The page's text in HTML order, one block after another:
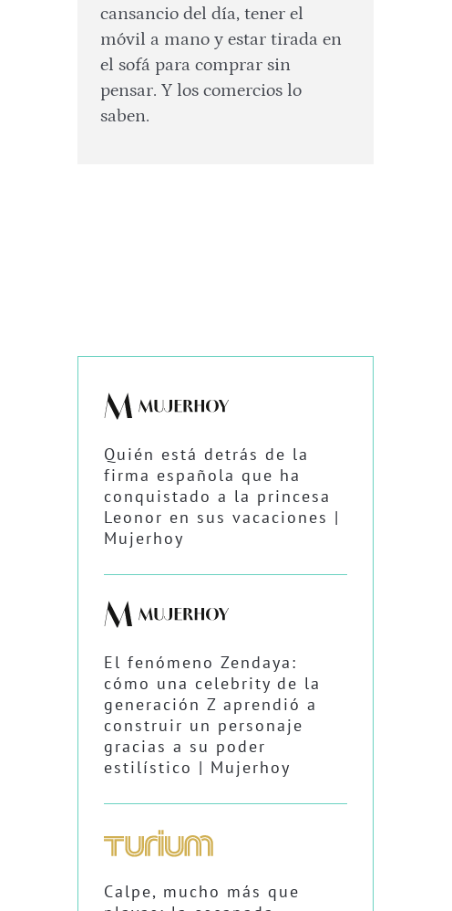
cansancio del día, tener el
móvil a mano y estar tirada en
el sofá para comprar sin
pensar. Y los comercios lo
saben.
Quién está detrás de la
firma española que ha
conquistado a la princesa
Leonor en sus vacaciones |
Mujerhoy
El fenómeno Zendaya:
cómo una celebrity de la
generación Z aprendió a
construir un personaje
gracias a su poder
estilístico | Mujerhoy
Calpe, mucho más que